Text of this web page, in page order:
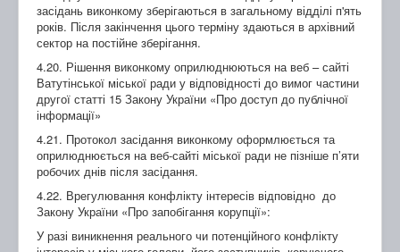
засідань виконкому зберігаються в загальному відділі п'ять
років. Після закінчення цього терміну здаються в архівний
сектор на постійне зберігання.
4.20. Рішення виконкому оприлюднюються на веб – сайті
Ватутінської міської ради у відповідності до вимог частини
другої статті 15 Закону України «Про доступ до публічної
інформації»
4.21. Протокол засідання виконкому оформлюється та
оприлюднюється на веб-сайті міської ради не пізніше п’яти
робочих днів після засідання.
4.22. Врегулювання конфлікту інтересів відповідно до
Закону України «Про запобігання корупції»:
У разі виникнення реального чи потенційного конфлікту